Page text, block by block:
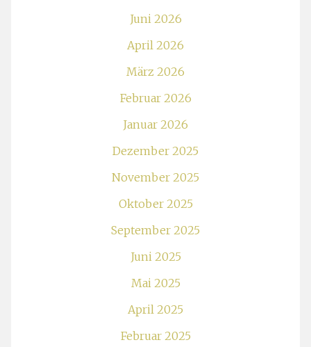
Juni 2026
April 2026
März 2026
Februar 2026
Januar 2026
Dezember 2025
November 2025
Oktober 2025
September 2025
Juni 2025
Mai 2025
April 2025
Februar 2025